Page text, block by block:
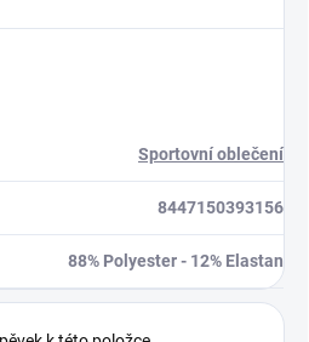
Sportovní oblečení
8447150393156
88% Polyester - 12% Elastan